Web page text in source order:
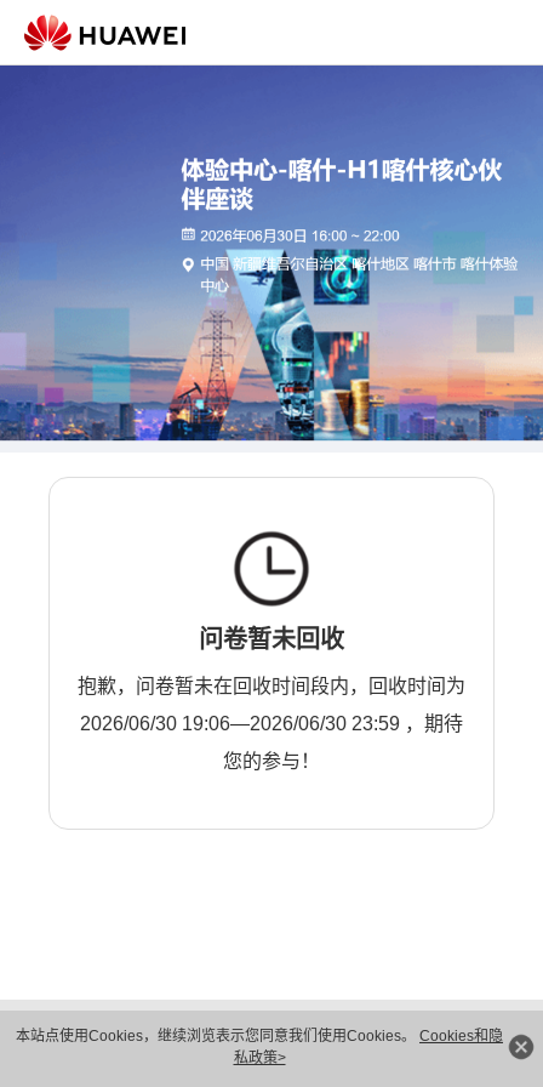
本站点使用Cookies，继续浏览表示您同意我们使用Cookies。 Cookies和隐
私政策>
问卷暂未回收
抱歉，问卷暂未在回收时间段内，回收时间为
2026/06/30 19:06—2026/06/30 23:59 ，期待
您的参与！
隐私保护
法律声明